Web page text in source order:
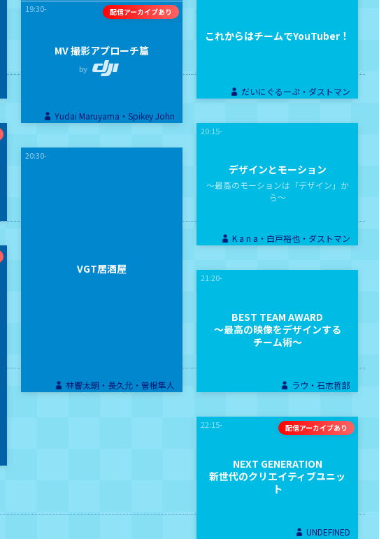
19:30-
MV 撮影アプローチ篇
by
Yudai Maruyama・Spikey John
20:30-
VGT居酒屋
林響太朗・長久允・曽根隼人
これからはチームでYouTuber！
だいにぐるーぷ・ダストマン
20:15-
デザインとモーション
〜最高のモーションは「デザイン」か
ら〜
K a n a・白戸裕也・ダストマン
21:20-
BEST TEAM AWARD
〜最高の映像をデザインする
チーム術〜
ラウ・石志哲郎
22:15-
NEXT GENERATION
新世代のクリエイティブユニッ
ト
UNDEFINED